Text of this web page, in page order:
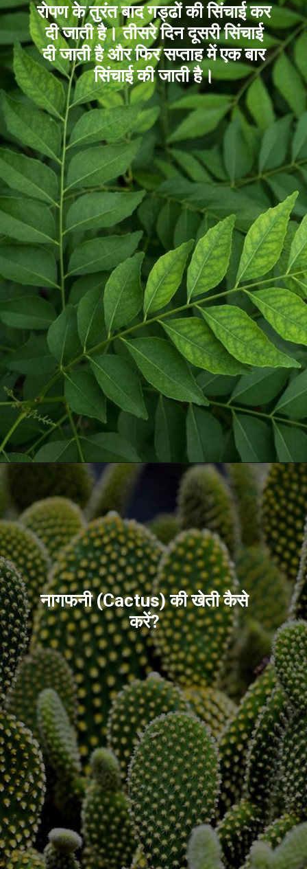
रोपण के तुरंत बाद गड्ढों की सिंचाई कर
दी जाती है। तीसरे दिन दूसरी सिंचाई
दी जाती है और फिर सप्ताह में एक बार
सिंचाई की जाती है।
नागफनी (Cactus) की खेती कैसे
करें?